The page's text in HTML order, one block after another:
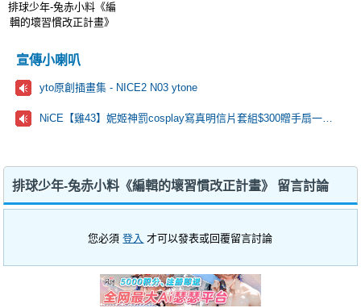
排球少年-兔赤小料《編
輯的壞習慣改正計畫》
宣傳小喇叭
yto原創插畫集 - NICE2 N03 ytone
NiCE【雞43】妮姬神罰cosplay寫真明信片套組$300贈手扇一把🩷
排球少年-兔赤小料《編輯的壞習慣改正計畫》 留言討論
您必須登入 才可以發表或回覆留言討論